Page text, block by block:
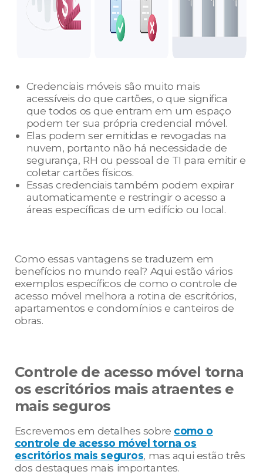
Credenciais móveis são muito mais
acessíveis do que cartões, o que significa
que todos os que entram em um espaço
podem ter sua própria credencial móvel.
Elas podem ser emitidas e revogadas na
nuvem, portanto não há necessidade de
segurança, RH ou pessoal de TI para emitir e
coletar cartões físicos.
Essas credenciais também podem expirar
automaticamente e restringir o acesso a
áreas específicas de um edifício ou local.
Como essas vantagens se traduzem em
benefícios no mundo real? Aqui estão vários
exemplos específicos de como o controle de
acesso móvel melhora a rotina de escritórios,
apartamentos e condomínios e canteiros de
obras.
Controle de acesso móvel torna
os escritórios mais atraentes e
mais seguros
Escrevemos em detalhes sobre como o
controle de acesso móvel torna os
escritórios mais seguros, mas aqui estão três
dos destaques mais importantes.